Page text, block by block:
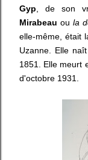
Gyp , de son
Mirabeau ou la
elle-même, était
Uzanne. Elle
1851. Elle meurt
d'octobre 1931.